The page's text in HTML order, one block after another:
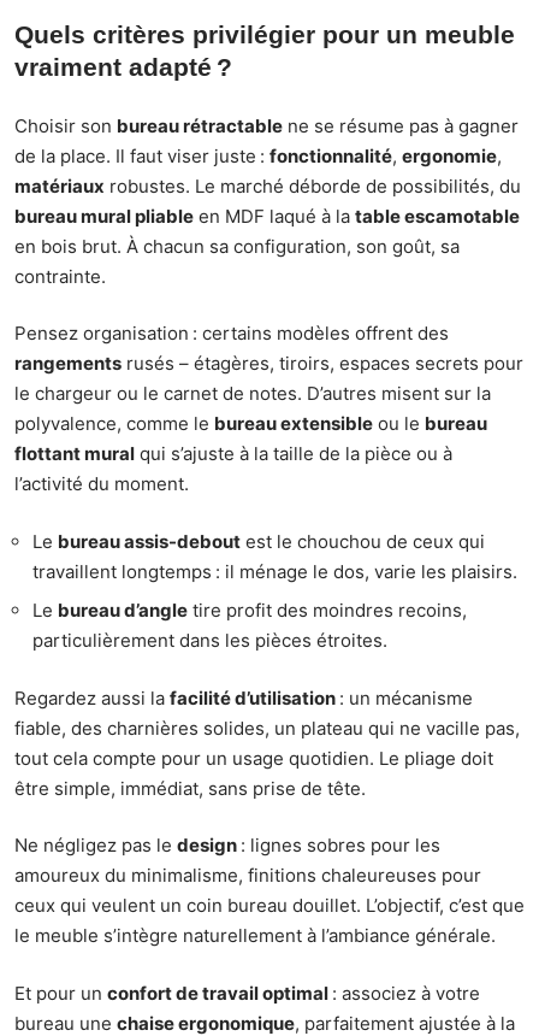
Quels critères privilégier pour un meuble
vraiment adapté ?
Choisir son bureau rétractable ne se résume pas à gagner
de la place. Il faut viser juste : fonctionnalité, ergonomie,
matériaux robustes. Le marché déborde de possibilités, du
bureau mural pliable en MDF laqué à la table escamotable
en bois brut. À chacun sa configuration, son goût, sa
contrainte.
Pensez organisation : certains modèles offrent des
rangements rusés – étagères, tiroirs, espaces secrets pour
le chargeur ou le carnet de notes. D’autres misent sur la
polyvalence, comme le bureau extensible ou le bureau
flottant mural qui s’ajuste à la taille de la pièce ou à
l’activité du moment.
Le bureau assis-debout est le chouchou de ceux qui
travaillent longtemps : il ménage le dos, varie les plaisirs.
Le bureau d’angle tire profit des moindres recoins,
particulièrement dans les pièces étroites.
Regardez aussi la facilité d’utilisation : un mécanisme
fiable, des charnières solides, un plateau qui ne vacille pas,
tout cela compte pour un usage quotidien. Le pliage doit
être simple, immédiat, sans prise de tête.
Ne négligez pas le design : lignes sobres pour les
amoureux du minimalisme, finitions chaleureuses pour
ceux qui veulent un coin bureau douillet. L’objectif, c’est que
le meuble s’intègre naturellement à l’ambiance générale.
Et pour un confort de travail optimal : associez à votre
bureau une chaise ergonomique, parfaitement ajustée à la